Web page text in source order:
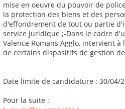
mise en oeuvre du pouvoir de
la protection des biens et des
d'effondrement de tout ou partie
service juridique ;-Dans le cadre
Valence Romans Agglo, intervient
de certains dispositifs de gestion
Date limite de candidature : 30/04/
Pour la suite :